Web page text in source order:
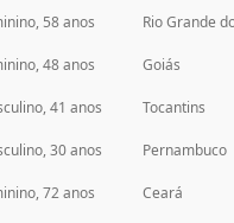
58 anos
Rio Grande
48 anos
Goiás
41 anos
Tocantins
30 anos
Pernambuco
72 anos
Ceará